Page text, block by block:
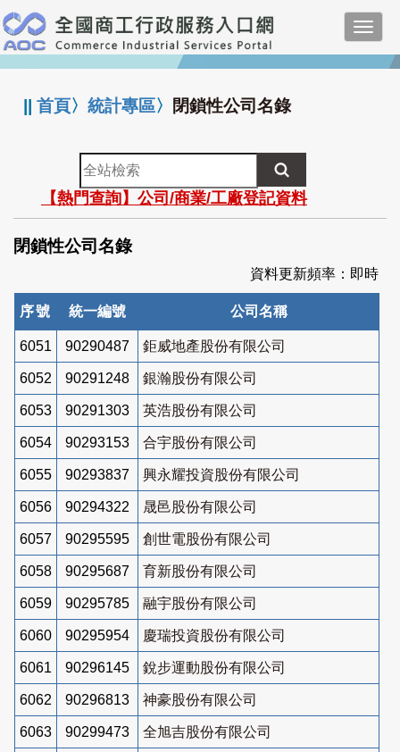
跳
到
主
要
:::
||首頁〉統計專區〉 閉鎖性公司名錄
全
站
檢
索
【熱門查詢】公司/商業/工廠登記資料
閉鎖性公司名錄
資料更新頻率：即時
序號 統一編號 公司名稱
6051 90290487 鉅威地產股份有限公司
6052 90291248 銀瀚股份有限公司
6053 90291303 英浩股份有限公司
6054 90293153 合宇股份有限公司
6055 90293837 興永耀投資股份有限公司
6056 90294322 晟邑股份有限公司
6057 90295595 創世電股份有限公司
6058 90295687 育新股份有限公司
6059 90295785 融宇股份有限公司
6060 90295954 慶瑞投資股份有限公司
6061 90296145 銳步運動股份有限公司
6062 90296813 神豪股份有限公司
6063 90299473 全旭吉股份有限公司